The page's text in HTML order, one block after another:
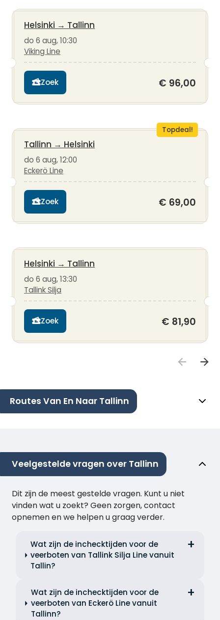
Helsinki → Tallinn
do 6 aug, 10:30
Viking Line
Zoek € 96,00
Topdeal!
Tallinn → Helsinki
do 6 aug, 12:00
Eckerö Line
Zoek € 69,00
Helsinki → Tallinn
do 6 aug, 13:30
Tallink Silja
Zoek € 81,90
Routes Van En Naar Tallinn
Veelgestelde vragen over Tallinn
Dit zijn de meest gestelde vragen. Kunt u niet
vinden wat u zoekt? Geen zorgen, contact
opnemen en we helpen u graag verder.
Wat zijn de inchecktijden voor de
veerboten van Tallink Silja Line vanuit
Tallin?
Wat zijn de inchecktijden voor de
veerboten van Eckerö Line vanuit
Tallinn?